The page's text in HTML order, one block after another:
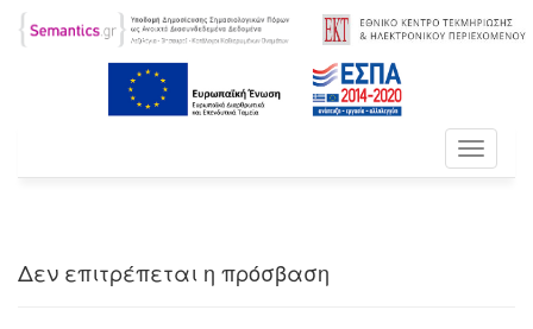
Toggle
Δεν επιτρέπεται η πρόσβαση